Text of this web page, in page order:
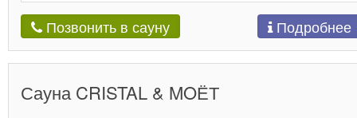
Позвонить в сауну Подробнее
Сауна CRISTAL & MOЁТ